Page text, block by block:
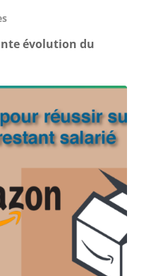
évolution du